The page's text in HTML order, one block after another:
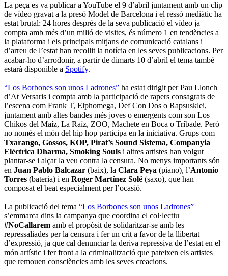
La peça es va publicar a YouTube el 9 d’abril juntament amb un clip
de vídeo gravat a la presó Model de Barcelona i el ressò mediàtic ha
estat brutal: 24 hores després de la seva publicació el vídeo ja
compta amb més d’un milió de visites, és número 1 en tendències a
la plataforma i els principals mitjans de comunicació catalans i
d’arreu de l’estat han recollit la notícia en les seves publicacions. Per
acabar-ho d’arrodonir, a partir de dimarts 10 d’abril el tema també
estarà disponible a Spotify.
“Los Borbones son unos Ladrones” ha estat dirigit per Pau Llonch
d’At Versaris i compta amb la participació de rapers consagrats de
l’escena com Frank T, Elphomega, Def Con Dos o Rapsusklei,
juntament amb altes bandes més joves o emergents com son Los
Chikos del Maíz, La Raíz, ZOO, Machete en Boca o Tríbade. Però
no només el món del hip hop participa en la iniciativa. Grups com
Txarango, Gossos, KOP, Pirat’s Sound Sistema, Companyia
Elèctrica Dharma, Smoking Souls i altres artistes han volgut
plantar-se i alçar la veu contra la censura. No menys importants són
en Juan Pablo Balcazar (baix), la Clara Peya (piano), l’Antonio
Torres (bateria) i en Roger Martínez Solé (saxo), que han
composat el beat especialment per l’ocasió.
La publicació del tema “Los Borbones son unos Ladrones”
s’emmarca dins la campanya que coordina el col·lectiu
#NoCallarem amb el propòsit de solidaritzar-se amb les
repressaliades per la censura i fer un crit a favor de la llibertat
d’expressió, ja que cal denunciar la deriva repressiva de l’estat en el
món artístic i fer front a la criminalització que pateixen els artistes
que remouen consciències amb les seves creacions.